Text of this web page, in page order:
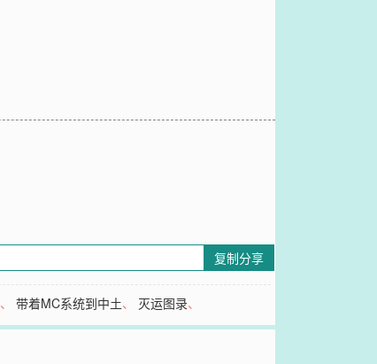
复制分享
、带着MC系统到中土、 灭运图录、